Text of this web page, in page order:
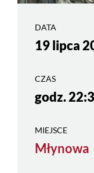
DATA
19 lipca
CZAS
godz.
MIEJSCE
Młynowa